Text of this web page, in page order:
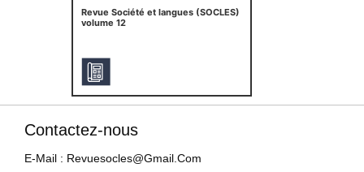
Revue Société et langues (SOCLES)
volume 12
Contactez-nous
E-Mail : Revuesocles@gmail.com